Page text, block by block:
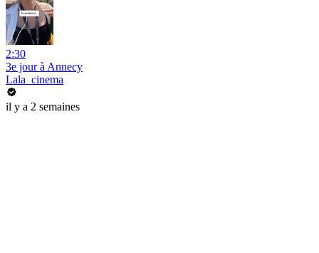
2:30
3e jour à Annecy
Lala_cinema
il y a 2 semaines